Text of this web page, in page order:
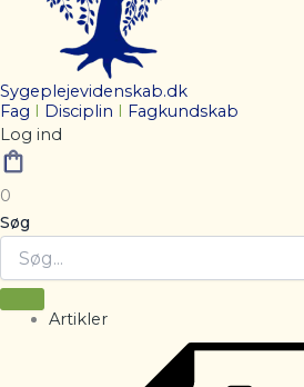
Sygeplejevidenskab.dk
Fag
Disciplin
Fagkundskab
Log ind
0
Søg
Artikler